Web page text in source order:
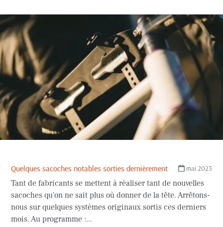
mai 2023
Quelques sacoches notables sorties dernièrement
Tant de fabricants se mettent à réaliser tant de nouvelles
sacoches qu'on ne sait plus où donner de la tête. Arrêtons-
nous sur quelques systèmes originaux sortis ces derniers
mois. Au programme :...